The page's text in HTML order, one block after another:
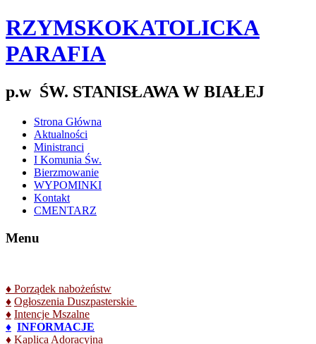
RZYMSKOKATOLICKA
PARAFIA
p.w ŚW. STANISŁAWA W BIAŁEJ
Strona Główna
Aktualności
Ministranci
I Komunia Św.
Bierzmowanie
WYPOMINKI
Kontakt
CMENTARZ
Menu
♦ Porządek nabożeństw
♦ Ogłoszenia Duszpasterskie
♦ Intencje Mszalne
♦ INFORMACJE
♦ Kaplica Adoracyjna